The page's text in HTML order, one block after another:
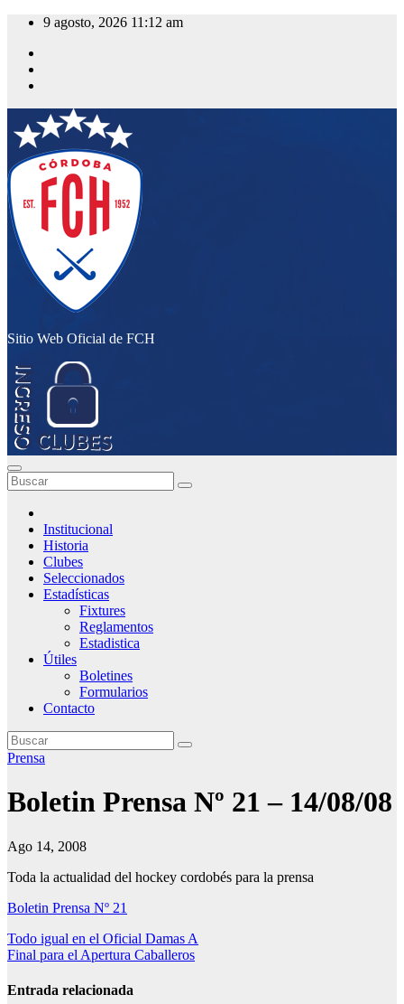
Saltar
contenido
9 agosto, 2026 11:12 am
Sitio Web Oficial de FCH
Institucional
Historia
Clubes
Seleccionados
Estadísticas
Fixtures
Reglamentos
Estadistica
Útiles
Boletines
Formularios
Contacto
Prensa
Boletin Prensa Nº 21 – 14/08/08
Ago 14, 2008
Toda la actualidad del hockey cordobés para la prensa
Boletin Prensa Nº 21
Navegación
de
entradas
Todo igual en el Oficial Damas A
Final para el Apertura Caballeros
Entrada relacionada